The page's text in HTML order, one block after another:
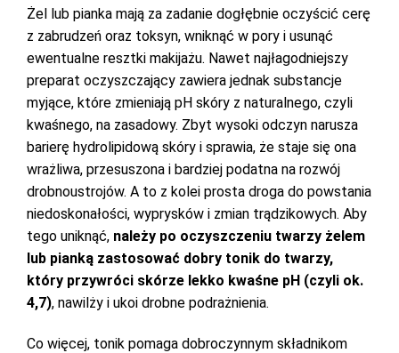
Żel lub pianka mają za zadanie dogłębnie oczyścić cerę
z zabrudzeń oraz toksyn, wniknąć w pory i usunąć
ewentualne resztki makijażu. Nawet najłagodniejszy
preparat oczyszczający zawiera jednak substancje
myjące, które zmieniają pH skóry z naturalnego, czyli
kwaśnego, na zasadowy. Zbyt wysoki odczyn narusza
barierę hydrolipidową skóry i sprawia, że staje się ona
wrażliwa, przesuszona i bardziej podatna na rozwój
drobnoustrojów. A to z kolei prosta droga do powstania
niedoskonałości, wyprysków i zmian trądzikowych. Aby
tego uniknąć, należy po oczyszczeniu twarzy żelem
lub pianką zastosować dobry tonik do twarzy,
który przywróci skórze lekko kwaśne pH (czyli ok.
4,7), nawilży i ukoi drobne podrażnienia.
Co więcej, tonik pomaga dobroczynnym składnikom